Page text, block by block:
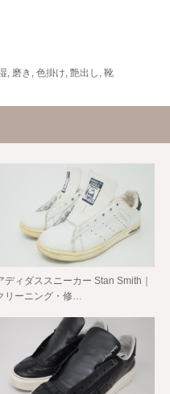
磨き 色掛け 艶出し 靴
ディダススニーカー Stan Smith｜
リーニング・修…